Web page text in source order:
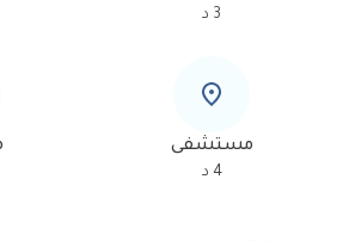
3 د
مستشفى
4 د